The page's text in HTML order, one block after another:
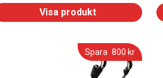
Visa produkt
Spara 800 kr